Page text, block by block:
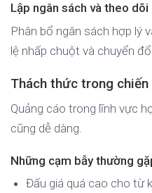
Lập ngân sách và theo dõi
Phân bổ ngân sách hợp lý
lệ nhấp chuột và chuyển
Thách thức trong
Quảng cáo trong lĩnh vực
cũng dễ dàng.
Những cạm bẫy thường
Đấu giá quá cao cho từ